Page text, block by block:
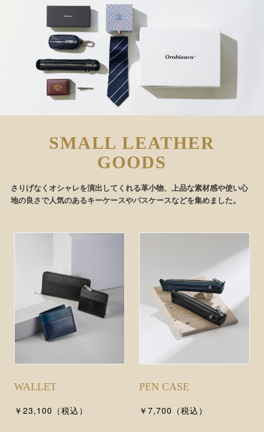
SMALL LEATHER
GOODS
さりげなくオシャレを演出してくれる革小物、上品な素材感や使い心
地の良さで人気のあるキーケースやパスケースなどを集めました。
WALLET
￥23,100（税込）
PEN CASE
￥7,700（税込）